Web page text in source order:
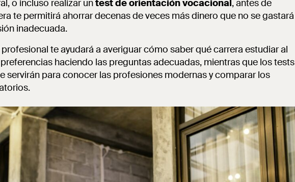
o incluso realizar untest de orientación vocacional, antes de
te permitirá ahorrar decenas de veces más dinero que no se gastará
inadecuada.
te ayudará a averiguar cómo saber qué carrera estudiar al
haciendo las preguntas adecuadas, mientras que los tests
servirán para conocer las profesiones modernas y comparar los